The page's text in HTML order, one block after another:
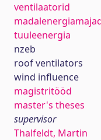
ventilaatorid
tuuleenergia
nzeb
roof ventilators
wind influence
magistritööd
master's theses
supervisor
Thalfeldt, Martin